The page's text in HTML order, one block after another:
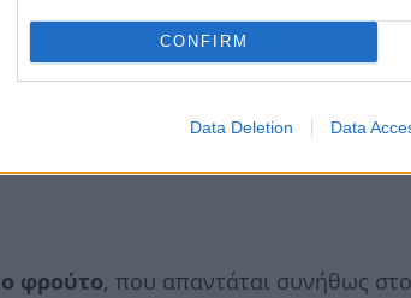
CONFIRM
Data Deletion Data
φρούτο, που απαντάται συνήθως